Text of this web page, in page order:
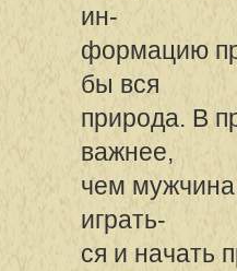
ин-
формацию
бы вся
природа. В
важнее,
чем
играть-
ся и начать